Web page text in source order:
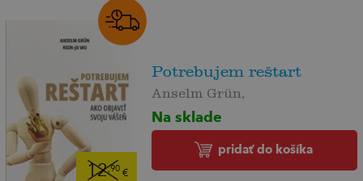
12,90€
Potrebujem reštart
Anselm Grün,
Na sklade
pridať do košíka